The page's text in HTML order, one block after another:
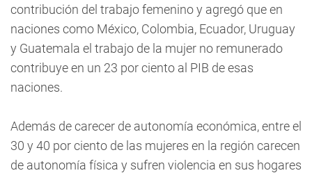
contribución del trabajo femenino y agregó que en
naciones como México, Colombia, Ecuador, Uruguay
y Guatemala el trabajo de la mujer no remunerado
contribuye en un 23 por ciento al PIB de esas
naciones.
Además de carecer de autonomía económica, entre el
30 y 40 por ciento de las mujeres en la región carecen
de autonomía física y sufren violencia en sus hogares